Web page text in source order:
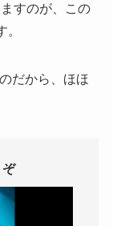
すのが、この
だから、ほほ
ぞ